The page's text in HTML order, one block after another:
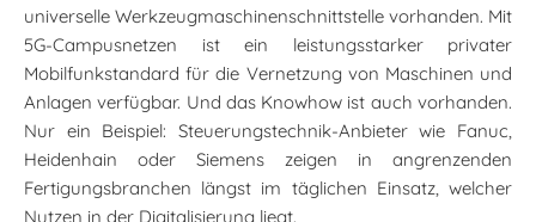
universelle Werkzeugmaschinenschnittstelle vorhanden. Mit
5G-Campusnetzen ist ein leistungsstarker privater
Mobilfunkstandard für die Vernetzung von Maschinen und
Anlagen verfügbar. Und das Knowhow ist auch vorhanden.
Nur ein Beispiel: Steuerungstechnik-Anbieter wie Fanuc,
Heidenhain oder Siemens zeigen in angrenzenden
Fertigungsbranchen längst im täglichen Einsatz, welcher
Nutzen in der Digitalisierung liegt.